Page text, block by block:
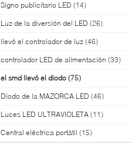
Signo publicitario LED (14)
Luz de la diversión del LED (26)
llevó el controlador de luz (46)
controlador LED de alimentación (33)
el smd llevó el diodo (75)
Diodo de la MAZORCA LED (46)
Luces LED ULTRAVIOLETA (11)
Central eléctrica portátil (15)